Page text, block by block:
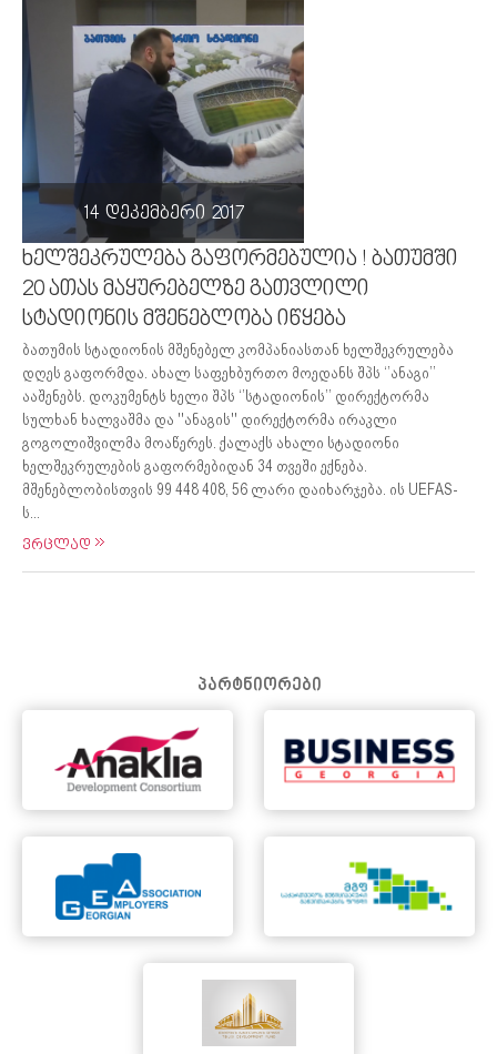
14 დეკემბერი 2017
ხელშეკრულება გაფორმებულია ! ბათუმში
20 ათას მაყურებელზე გათვლილი
სტადიონის მშენებლობა იწყება
ბათუმის სტადიონის მშენებელ კომპანიასთან ხელშეკრულება
დღეს გაფორმდა. ახალ საფეხბურთო მოედანს შპს ‘’ანაგი’’
ააშენებს. დოკუმენტს ხელი შპს ‘’სტადიონის’’ დირექტორმა
სულხან ხალვაშმა და ''ანაგის'' დირექტორმა ირაკლი
გოგოლიშვილმა მოაწერეს. ქალაქს ახალი სტადიონი
ხელშეკრულების გაფორმებიდან 34 თვეში ექნება.
მშენებლობისთვის 99 448 408, 56 ლარი დაიხარჯება. ის UEFAS-
ს...
ვრცლად
პარტნიორები